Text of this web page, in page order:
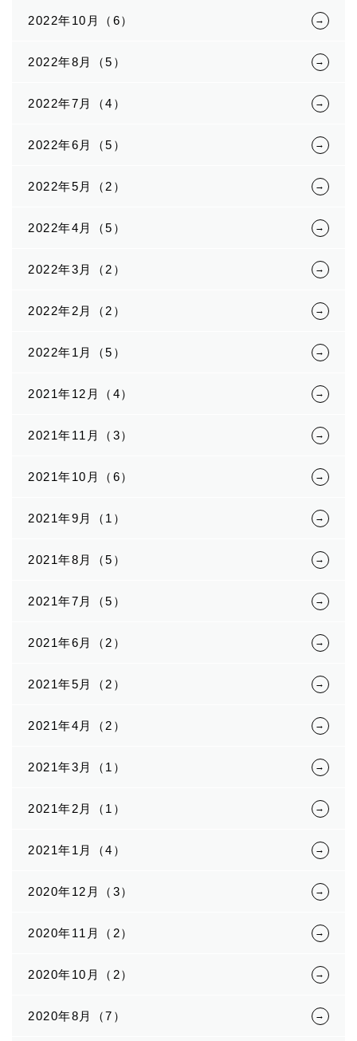
2022年10月（6）
2022年8月（5）
2022年7月（4）
2022年6月（5）
2022年5月（2）
2022年4月（5）
2022年3月（2）
2022年2月（2）
2022年1月（5）
2021年12月（4）
2021年11月（3）
2021年10月（6）
2021年9月（1）
2021年8月（5）
2021年7月（5）
2021年6月（2）
2021年5月（2）
2021年4月（2）
2021年3月（1）
2021年2月（1）
2021年1月（4）
2020年12月（3）
2020年11月（2）
2020年10月（2）
2020年8月（7）